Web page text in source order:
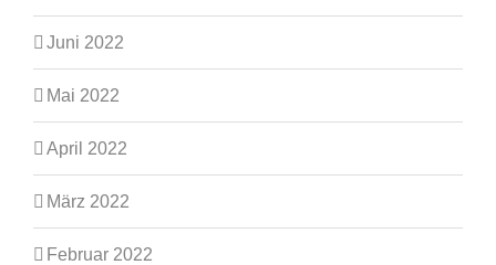
Juni 2022
Mai 2022
April 2022
März 2022
Februar 2022